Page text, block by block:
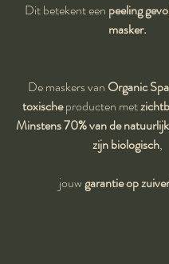
Dit betekent een peeling
masker.
De maskers van Organic Spa
toxische producten met
Minstens 70% van de
zijn biologisch,
jouw garantie op